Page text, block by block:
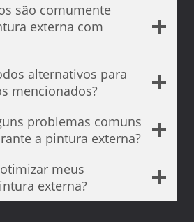
são comumente
externa com
alternativos para
mencionados?
problemas comuns
a pintura externa?
meus
externa?